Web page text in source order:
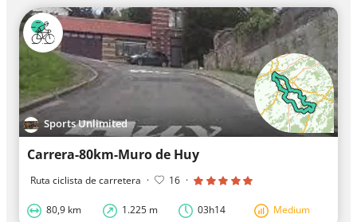
Sports Unlimited
Carrera-80km-Muro de Huy
Ruta ciclista de carretera · 16 ·
80,9 km 1.225 m 03h14 Medium